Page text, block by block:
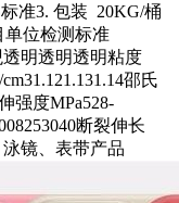
准3. 包装 20KG/桶
单位检测标准
透明透明透明粘度
邵氏
强度MPa528-
断裂伸长
泳镜、表带产品